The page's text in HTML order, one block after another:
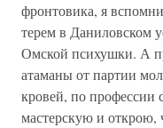
фронтовика, я
терем в Даниловском
Омской психушки. А
атаманы от партии
кровей, по профессии
мастерскую и открою,